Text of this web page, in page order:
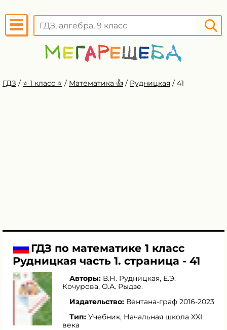
ГДЗ / ⭐️ 1 класс ⭐️ / Математика 👍 / Рудницкая / 41
ГДЗ по математике 1 класс
Рудницкая часть 1. страница - 41
Авторы: В.Н. Рудницкая, Е.Э.
Кочурова, О.А. Рыдзе.
Издательство: Вентана-граф 2016-2023
Тип: Учебник, Начальная школа XXI
века